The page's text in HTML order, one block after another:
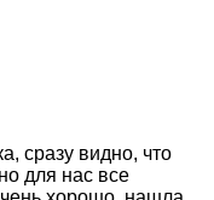
сразу видно, что
для нас все